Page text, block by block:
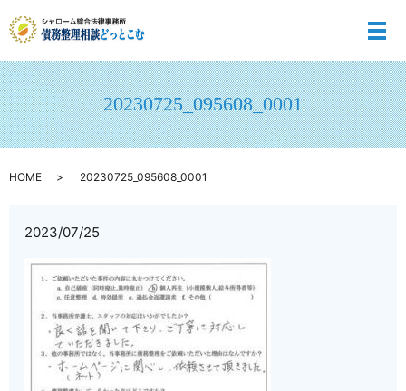
メ
20230725_095608_0001
HOME 20230725_095608_0001
2023/07/25